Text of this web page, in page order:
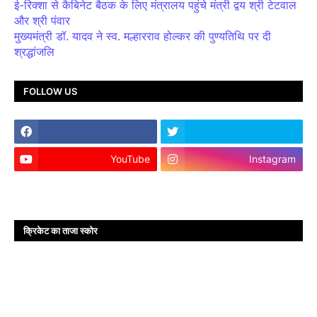
ई-रिक्शा से कैबिनेट बैठक के लिए मंत्रालय पहुंचे मंत्री द्वय श्री टेटवाल
और श्री पंवार
मुख्यमंत्री डॉ. यादव ने स्व. मल्हारराव होल्कर की पुण्यतिथि पर दी
श्रद्धांजलि
FOLLOW US
YouTube Instagram
क्रिकेट का ताजा स्कोर